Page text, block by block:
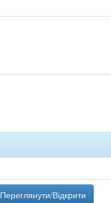
Переглянути/Відкрити